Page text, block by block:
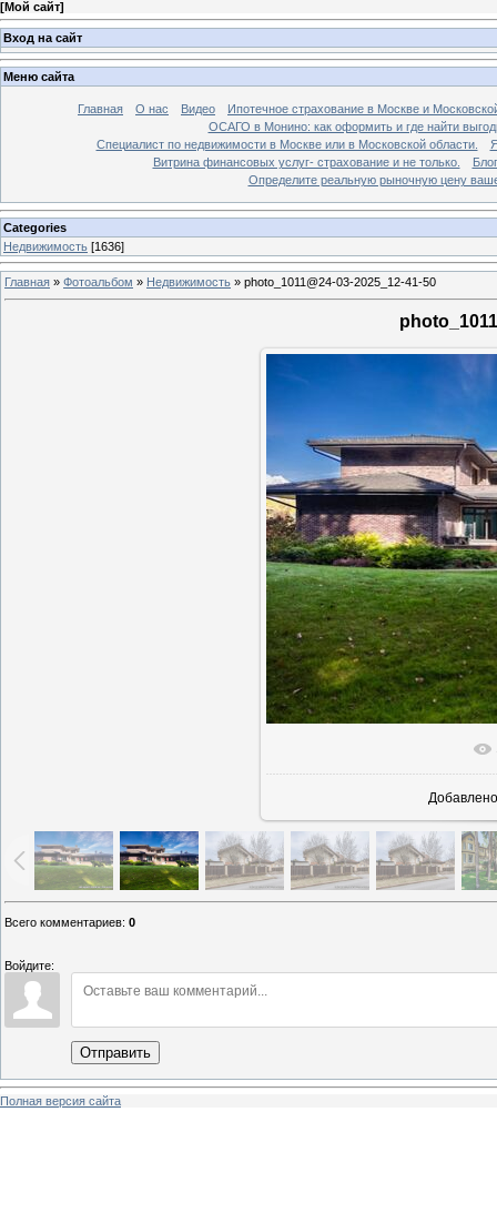
[Мой сайт]
Вход на сайт
Меню сайта
Главная О нас Видео
Ипотечное страхование в Москве и
ОСАГО в Монино: как оформить и где найти
Специалист по недвижимости в Москве или в Московской области.
Витрина финансовых услуг- страхование и не только.
Блог
Определите реальную рыночную цену
Categories
Недвижимость [1636]
Главная » Фотоальбом » Недвижимость » photo_1011@24-03-2025_12-41-50
В
Добавлено
Всего комментариев: 0
Войдите:
Отправить
Полная версия сайта